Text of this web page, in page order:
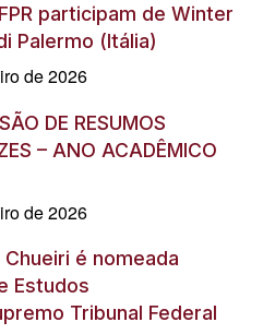
participam de Winter
Palermo (Itália)
de 2026
DE RESUMOS
– ANO ACADÊMICO
de 2026
é nomeada
Estudos
Tribunal Federal